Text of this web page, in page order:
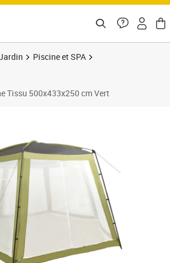
Piscine et SPA
Tissu 500x433x250 cm Vert